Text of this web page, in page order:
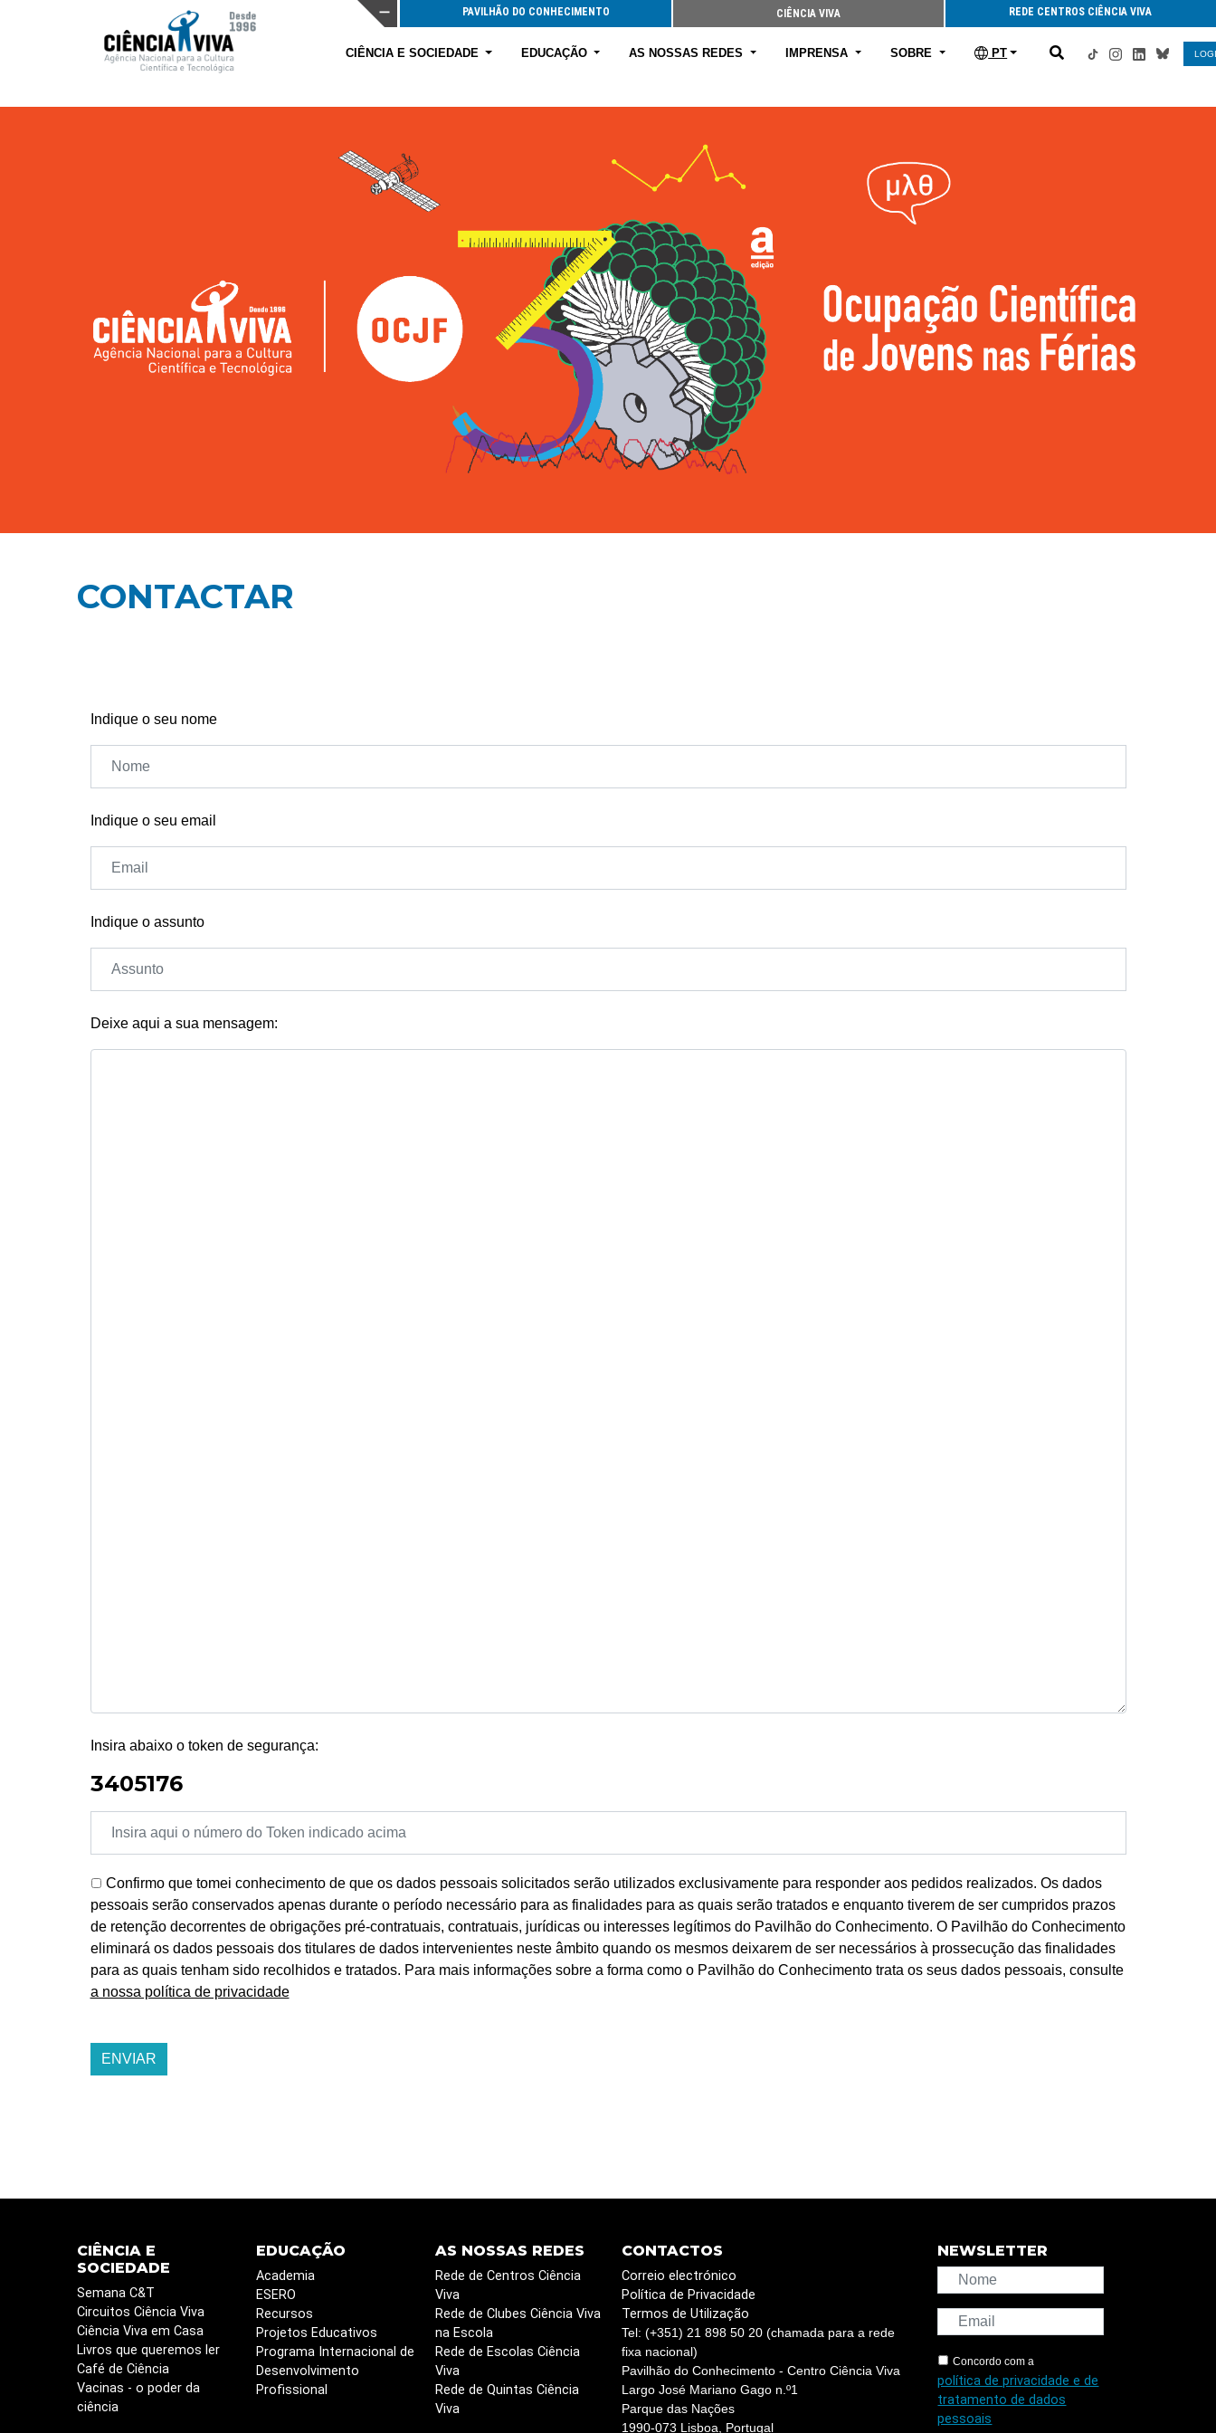
PAVILHÃO DO CONHECIMENTO CIÊNCIA VIVA REDE CENTROS CIÊNCIA VIVA
CIÊNCIA E SOCIEDADE EDUCAÇÃO AS NOSSAS REDES IMPRENSA SOBRE PT
CONTACTAR
Indique o seu nome
Indique o seu email
Indique o assunto
Deixe aqui a sua mensagem:
Insira abaixo o token de segurança:
3405176
Confirmo que tomei conhecimento de que os dados pessoais solicitados serão utilizados exclusivamente para responder aos pedidos realizados. Os dados
pessoais serão conservados apenas durante o período necessário para as finalidades para as quais serão tratados e enquanto tiverem de ser cumpridos prazos
de retenção decorrentes de obrigações pré-contratuais, contratuais, jurídicas ou interesses legítimos do Pavilhão do Conhecimento. O Pavilhão do Conhecimento
eliminará os dados pessoais dos titulares de dados intervenientes neste âmbito quando os mesmos deixarem de ser necessários à prossecução das finalidades
para as quais tenham sido recolhidos e tratados. Para mais informações sobre a forma como o Pavilhão do Conhecimento trata os seus dados pessoais, consulte
a nossa política de privacidade
ENVIAR
CIÊNCIA E
SOCIEDADE
Semana C&T
Circuitos Ciência Viva
Ciência Viva em Casa
Livros que queremos ler
Café de Ciência
Vacinas - o poder da
ciência
EDUCAÇÃO
Academia
ESERO
Recursos
Projetos Educativos
Programa Internacional de
Desenvolvimento
Profissional
AS NOSSAS REDES
Rede de Centros Ciência
Viva
Rede de Clubes Ciência Viva
na Escola
Rede de Escolas Ciência
Viva
Rede de Quintas Ciência
Viva
CONTACTOS
Correio electrónico
Política de Privacidade
Termos de Utilização
Tel: (+351) 21 898 50 20 (chamada para a rede
fixa nacional)
Pavilhão do Conhecimento - Centro Ciência Viva
Largo José Mariano Gago n.º1
Parque das Nações
1990-073 Lisboa, Portugal
NEWSLETTER
Concordo com a
política de privacidade e de
tratamento de dados
pessoais